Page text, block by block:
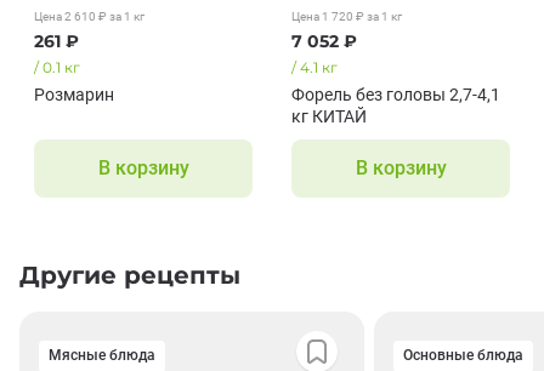
Цена2 610 ₽ за 1 кг
261 ₽
/0.1 кг
Розмарин
В корзину
Цена 1 720 ₽ за 1 кг
7 052 ₽
/4.1 кг
Форель без головы 2,7-4,1
кг КИТАЙ
В корзину
Другие рецепты
Мясные блюда Основные блюда